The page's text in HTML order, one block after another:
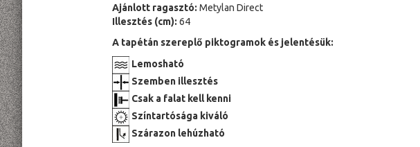
Ajánlott ragasztó: Metylan Direct
Illesztés (cm): 64
A tapétán szereplő piktogramok és jelentésük:
Lemosható
Szemben illesztés
Csak a falat kell kenni
Színtartósága kiváló
Szárazon lehúzható